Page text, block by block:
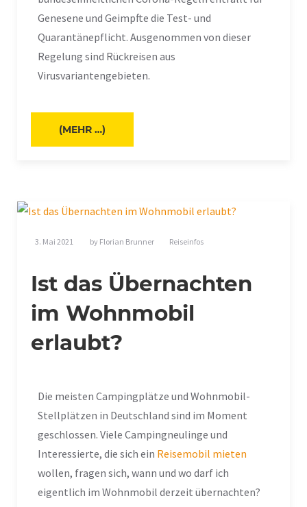
Genesene und Geimpfte die Test- und
Quarantänepflicht. Ausgenommen von dieser
Regelung sind Rückreisen aus
Virusvariantengebieten.
(MEHR …)
3. Mai 2021 by Florian Brunner Reiseinfos
Ist das Übernachten
im Wohnmobil
erlaubt?
Die meisten Campingplätze und Wohnmobil-
Stellplätzen in Deutschland sind im Moment
geschlossen. Viele Campingneulinge und
Interessierte, die sich ein Reisemobil mieten
wollen, fragen sich, wann und wo darf ich
eigentlich im Wohnmobil derzeit übernachten?